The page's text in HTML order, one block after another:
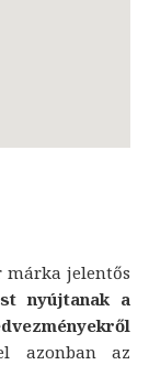
márka jelentős
nyújtanak a
azonban az